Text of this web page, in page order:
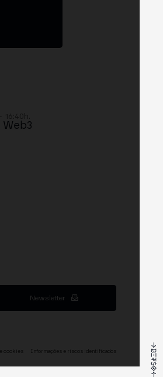
Web3
Newsletter
cookies Informações e riscos identificados